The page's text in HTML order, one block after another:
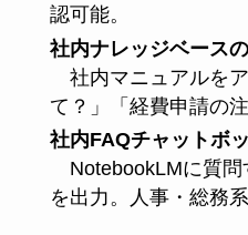
認可能。
社内ナレッジベース
社内マニュアルを
て？」「経費申請の
社内FAQチャットボ
NotebookLMに質問
を出力。人事・総務